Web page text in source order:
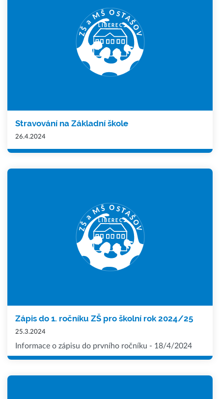
Stravování na Základní škole
26.4.2024
Zápis do 1. ročníku ZŠ pro školní rok 2024/25
25.3.2024
Informace o zápisu do prvního ročníku - 18/4/2024